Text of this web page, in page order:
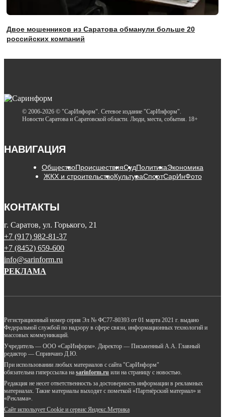
Двое мошенников из Саратова обманули больше 20
российских компаний
© 2006-2026 © "СарИнформ". Сетевое издание "СарИнформ".
Новости Саратова и Саратовской области. Люди, места, события. 18+
НАВИГАЦИЯ
ОбществоПроисшествияСудПолитикаЭкономика
ЖКХ и строительствоКультураСпортСарИнФото
КОНТАКТЫ
г. Саратов, ул. Горького, 21
+7 (917) 982-81-37
+7 (8452) 659-600
info@sarinform.ru
РЕКЛАМА
Регистрационный номер серия Эл № ФС77-80393 от 01 марта 2021 г. выдано
Федеральной службой по надзору в сфере связи, информационных технологий и
массовых коммуникаций.
Учредитель — ООО «СарИнформ». Директор — Письменный А.А. Главный
редактор — Спринчанэ Д.Ю.
При использовании любых материалов с сайта "СарИнформ"
обязательна гиперссылка на sarinform.ru или на страницу с новостью.
Редакция не несет ответственность за достоверность информации в рекламных
материалах. Такие материалы выходят с пометкой «Партнёрский материал» и
«Реклама».
Сайт использует Cookie и сервиc Яндекс.Метрика